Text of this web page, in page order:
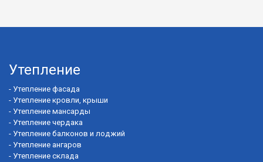
Утепление
- Утепление фасада
- Утепление кровли, крыши
- Утепление мансарды
- Утепление чердака
- Утепление балконов и лоджий
- Утепление ангаров
- Утепление склада